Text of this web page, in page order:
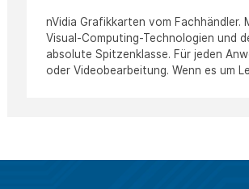
nVidia Grafikkarten vom
Visual-Computing-Technologien und
absolute Spitzenklasse. Für jeden
oder Videobearbeitung. Wenn es um